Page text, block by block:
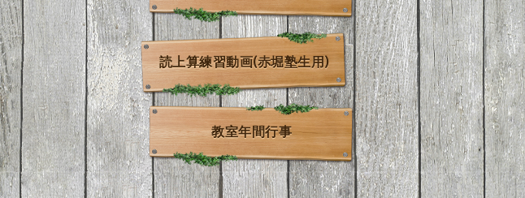
読上算練習動画(赤堀塾生用)
教室年間行事